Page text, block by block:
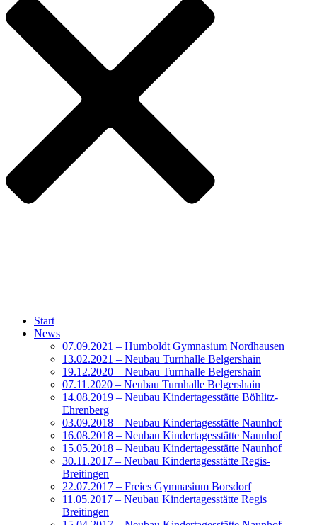
Start
News
07.09.2021 – Humboldt Gymnasium Nordhausen
13.02.2021 – Neubau Turnhalle Belgershain
19.12.2020 – Neubau Turnhalle Belgershain
07.11.2020 – Neubau Turnhalle Belgershain
14.08.2019 – Neubau Kindertagesstätte Böhlitz-
Ehrenberg
03.09.2018 – Neubau Kindertagesstätte Naunhof
16.08.2018 – Neubau Kindertagesstätte Naunhof
15.05.2018 – Neubau Kindertagesstätte Naunhof
30.11.2017 – Neubau Kindertagesstätte Regis-
Breitingen
22.07.2017 – Freies Gymnasium Borsdorf
11.05.2017 – Neubau Kindertagesstätte Regis
Breitingen